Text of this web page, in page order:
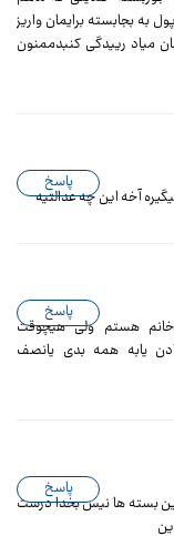
به بجابسته برایمان واریز
میاد رییدگی کنبدممنون
پاسخ
هستم ولی هیچوقت
یابه همه بدی یانصف
پاسخ
بسته ها نیس بخدا درست
پاسخ